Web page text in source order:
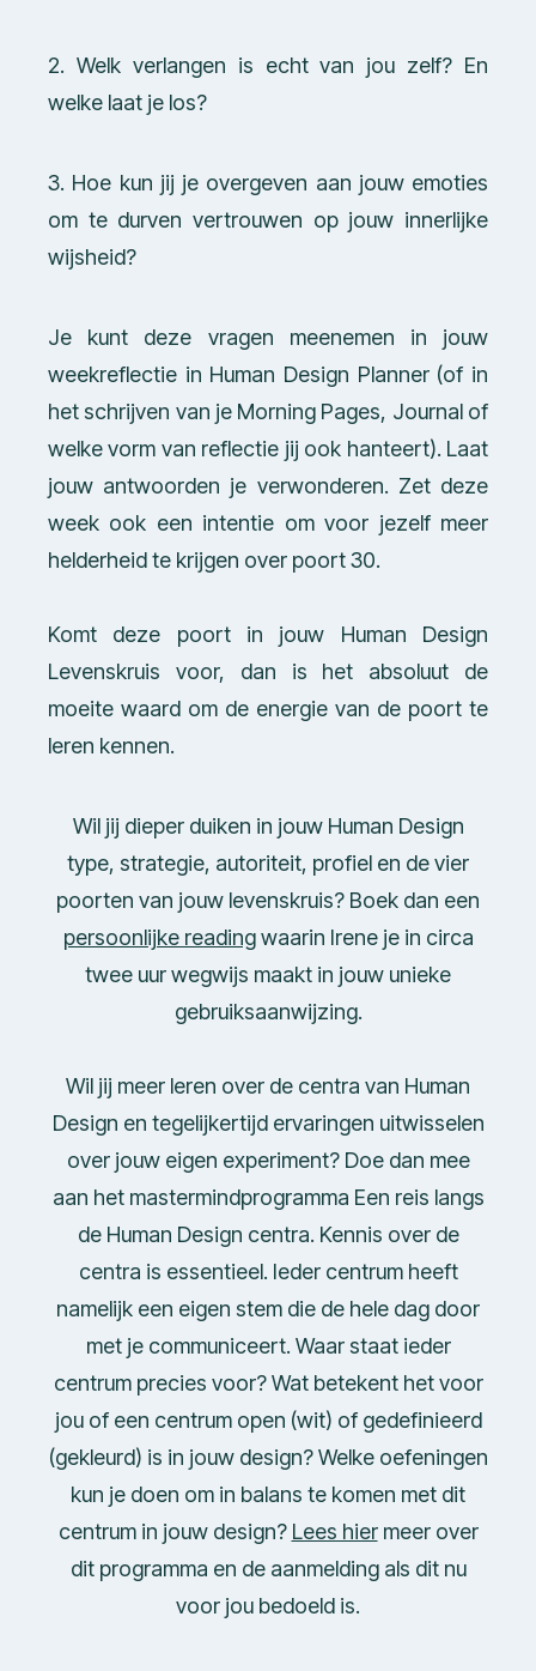
2. Welk verlangen is echt van jou zelf? En
welke laat je los?
3. Hoe kun jij je overgeven aan jouw emoties
om te durven vertrouwen op jouw innerlijke
wijsheid?
Je kunt deze vragen meenemen in jouw
weekreflectie in Human Design Planner (of in
het schrijven van je Morning Pages, Journal of
welke vorm van reflectie jij ook hanteert). Laat
jouw antwoorden je verwonderen. Zet deze
week ook een intentie om voor jezelf meer
helderheid te krijgen over poort 30.
Komt deze poort in jouw Human Design
Levenskruis voor, dan is het absoluut de
moeite waard om de energie van de poort te
leren kennen.
Wil jij dieper duiken in jouw Human Design
type, strategie, autoriteit, profiel en de vier
poorten van jouw levenskruis? Boek dan een
persoonlijke readingwaarin Irene je in circa
twee uur wegwijs maakt in jouw unieke
gebruiksaanwijzing.
Wil jij meer leren over de centra van Human
Design en tegelijkertijd ervaringen uitwisselen
over jouw eigen experiment? Doe dan mee
aan het mastermindprogramma Een reis langs
de Human Design centra. Kennis over de
centra is essentieel. Ieder centrum heeft
namelijk een eigen stem die de hele dag door
met je communiceert. Waar staat ieder
centrum precies voor? Wat betekent het voor
jou of een centrum open (wit) of gedefinieerd
(gekleurd) is in jouw design? Welke oefeningen
kun je doen om in balans te komen met dit
centrum in jouw design? Lees hiermeer over
dit programma en de aanmelding als dit nu
voor jou bedoeld is.